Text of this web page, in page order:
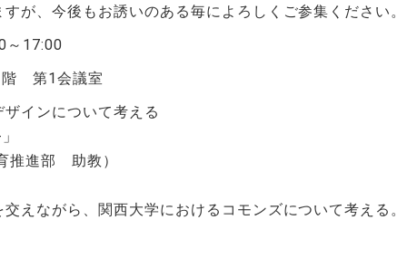
が、今後もお誘いのある毎によろしくご参集ください。
～17:00
階 第1会議室
インについて考える
部 助教）
えながら、関西大学におけるコモンズについて考える。